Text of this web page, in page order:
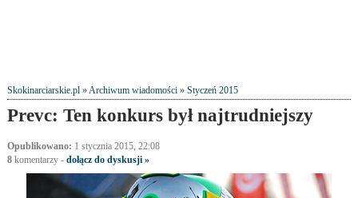
Skokinarciarskie.pl»Archiwum wiadomości» Styczeń 2015
Prevc: Ten konkurs był najtrudniejszy
Opublikowano: 1 stycznia 2015, 22:08
8komentarzy- dołącz do dyskusji »